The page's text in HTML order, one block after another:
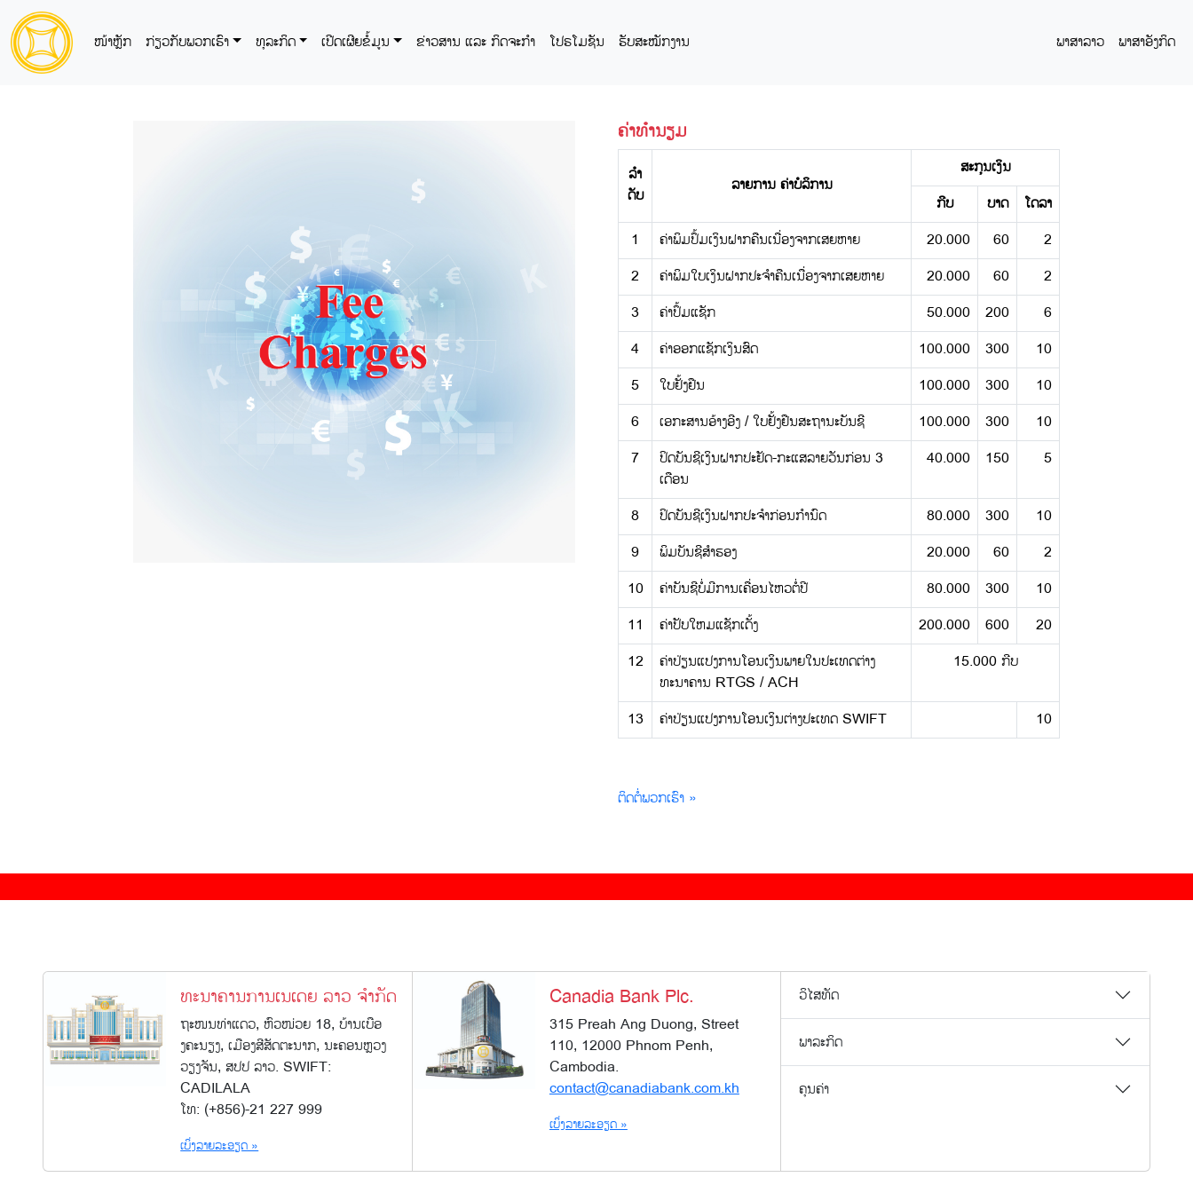
ໜ້າຫຼັກ ກ່ຽວກັບພວກເຮົາ ທຸລະກິດ ເປີດເຜີຍຂໍ້ມູນ ຂ່າວສານ ແລະ ກິດຈະກໍາ ໂປຣໂມຊັນ ຮັບສະໝັກງານ ພາສາລາວ ພາສາອັງກິດ
ຄ່າທໍານຽມ
ລໍາ
ດັບ
ລາຍການ ຄ່າບໍລິການ
ສະກຸນເງິນ
ກີບ
ບາດ
ໂດລາ
1
ຄ່າພິມປຶ້ມເງິນຝາກຄືນເນື່ອງຈາກເສຍຫາຍ 20.000 60
2
2
ຄ່າພິມໃບເງິນຝາກປະຈໍາຄືນເນື່ອງຈາກເສຍຫາຍ 20.000 60
2
3
ຄ່າປຶ້ມແຊັກ 50.000 200
6
4
ຄ່າອອກແຊັກເງິນສົດ 100.000 300
10
5
ໃບຢັ້ງຢືນ 100.000 300
10
6
ເອກະສານອ້າງອີງ / ໃບຢັ້ງຢືນສະຖານະບັນຊີ 100.000 300
10
7
ປິດບັນຊີເງິນຝາກປະຢັດ-ກະແສລາຍວັນກ່ອນ 3
ເດືອນ
40.000 150 5
8 ປິດບັນຊີເງິນຝາກປະຈໍາກ່ອນກໍານົດ 80.000 300
10
9
ພິມບັນຊີສໍາຮອງ 20.000 60
2
10
ຄ່າບັນຊີບໍ່ມີການເຄື່ອນໄຫວຕໍ່ປີ 80.000 300
10
11
ຄ່າປັບໃຫມແຊັກເດັ້ງ 200.000 600
20
12
ຄ່າປ່ຽນແປງການໂອນເງິນພາຍໃນປະເທດຕ່າງ
ທະນາຄານ RTGS / ACH
15.000 ກີບ
13 ຄ່າປ່ຽນແປງການໂອນເງິນຕ່າງປະເທດ SWIFT 10
ຕິດຕໍ່ພວກເຮົາ »
ທະນາຄານການເນເດຍ ລາວ ຈຳກັດ
ຖະໜນທ່າແດວ, ຫົວໜ່ວຍ 18, ບ້ານເບືອ
ງຄະນຽງ, ເມືອງສີສັດຕະນາກ, ນະຄອນຫຼວງ
ວຽງຈັນ, ສປປ ລາວ. SWIFT:
CADILALA
ໂທ: (+856)-21 227 999
ເບິ່ງລາຍລະອຽດ »
Canadia Bank Plc.
315 Preah Ang Duong, Street
110, 12000 Phnom Penh,
Cambodia.
contact@canadiabank.com.kh
ເບິ່ງລາຍລະອຽດ »
ວິໄສທັດ
ພາລະກິດ
ຄຸນຄ່າ